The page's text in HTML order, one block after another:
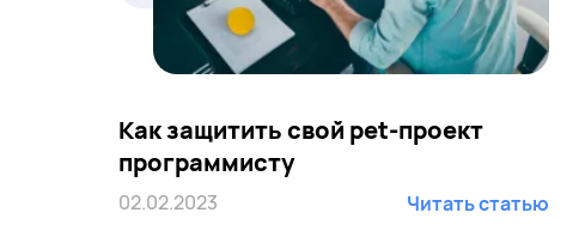
Как защитить свой pet-проект
программисту
02.02.2023 Читать статью